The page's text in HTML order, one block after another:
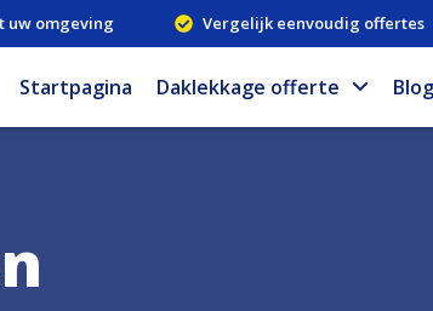
uw omgeving Vergelijk eenvoudig offertes
Startpagina Daklekkage offerte